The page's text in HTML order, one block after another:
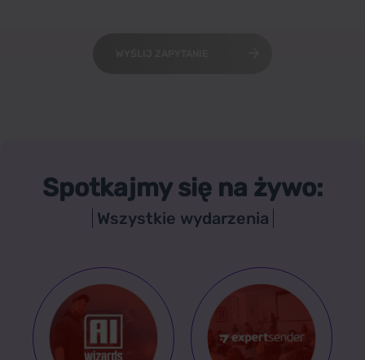
Spotkajmy się na żywo:
Wszystkie wydarzenia